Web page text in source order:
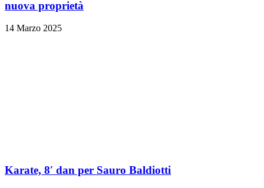
nuova proprietà
14 Marzo 2025
Karate, 8′ dan per Sauro Baldiotti